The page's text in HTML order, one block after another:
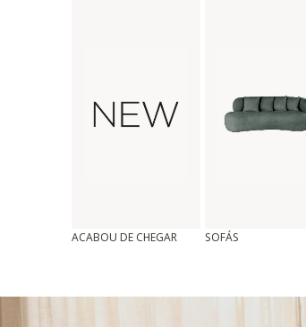
ACABOU DE CHEGAR SOFÁS